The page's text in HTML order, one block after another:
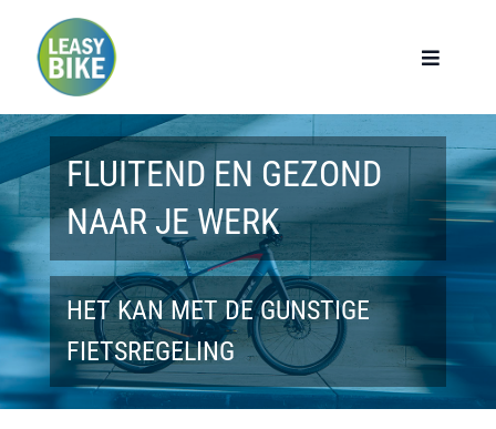
Toggle
Home
Werknemers
Werkgevers
Privé lease
Modellen
FLUITEND EN GEZOND
NAAR JE WERK
HET KAN MET DE GUNSTIGE
FIETSREGELING